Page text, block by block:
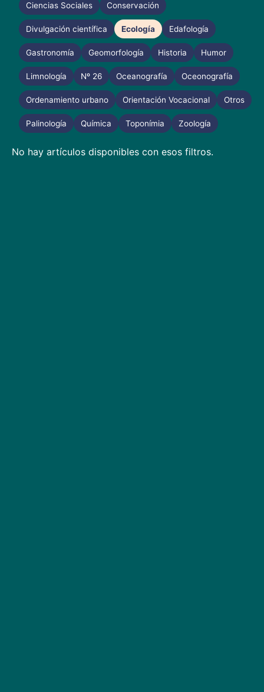
Ciencias Sociales Conservación
Divulgación científica Ecología Edafología
Gastronomía Geomorfología Historia Humor
Limnología Nº 26 Oceanografía Oceonografía
Ordenamiento urbano Orientación Vocacional Otros
Palinología Química Toponímia Zoología
No hay artículos disponibles con esos filtros.